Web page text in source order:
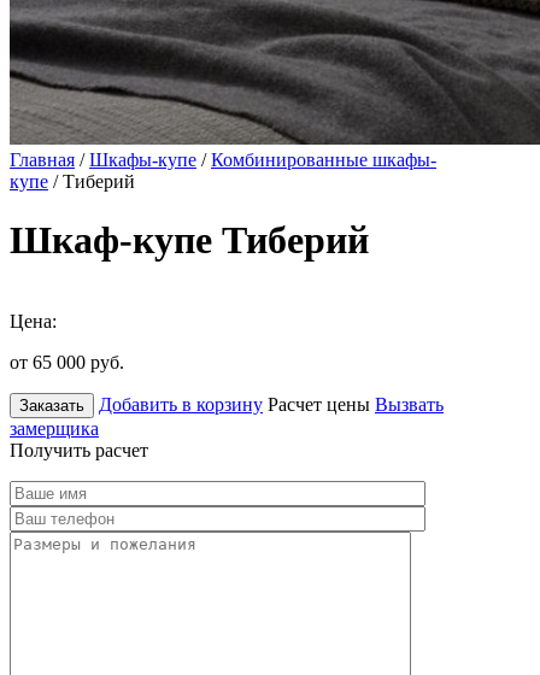
Главная /Шкафы-купе /Комбинированные шкафы-
купе / Тиберий
Шкаф-купе Тиберий
Цена:
от 65 000 руб.
Заказать Добавить в корзину Расчет цены Вызвать
замерщика
Получить расчет